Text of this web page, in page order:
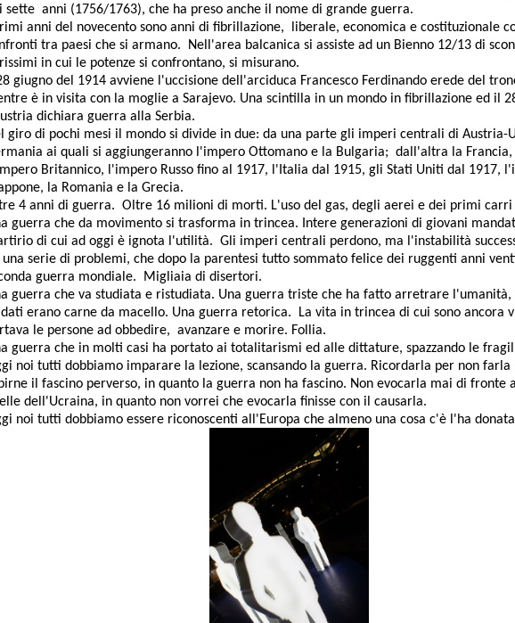
sette anni (1756/1763), che ha preso anche il nome di grande guerra.
anni del novecento sono anni di fibrillazione, liberale, economica e costituzionale
tra paesi che si armano. Nell'area balcanica si assiste ad un Bienno 12/13 di
in cui le potenze si confrontano, si misurano.
giugno del 1914 avviene l'uccisione dell'arciduca Francesco Ferdinando erede del
è in visita con la moglie a Sarajevo. Una scintilla in un mondo in fibrillazione ed il
dichiara guerra alla Serbia.
giro di pochi mesi il mondo si divide in due: da una parte gli imperi centrali di Austria-
ai quali si aggiungeranno l'impero Ottomano e la Bulgaria; dall'altra la
Britannico, l'impero Russo fino al 1917, l'Italia dal 1915, gli Stati Uniti dal 1917,
la Romania e la Grecia.
4 anni di guerra. Oltre 16 milioni di morti. L'uso del gas, degli aerei e dei primi
guerra che da movimento si trasforma in trincea. Intere generazioni di giovani
di cui ad oggi è ignota l'utilità. Gli imperi centrali perdono, ma l'instabilità
una serie di problemi, che dopo la parentesi tutto sommato felice dei ruggenti anni
guerra mondiale. Migliaia di disertori.
guerra che va studiata e ristudiata. Una guerra triste che ha fatto arretrare l'umanità,
erano carne da macello. Una guerra retorica. La vita in trincea di cui sono ancora
le persone ad obbedire, avanzare e morire. Follia.
guerra che in molti casi ha portato ai totalitarismi ed alle dittature, spazzando le
noi tutti dobbiamo imparare la lezione, scansando la guerra. Ricordarla per non
il fascino perverso, in quanto la guerra non ha fascino. Non evocarla mai di fronte
dell'Ucraina, in quanto non vorrei che evocarla finisse con il causarla.
noi tutti dobbiamo essere riconoscenti all'Europa che almeno una cosa c'è l'ha